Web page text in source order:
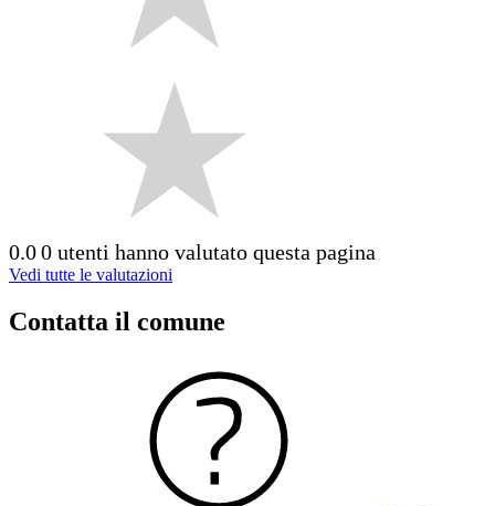
0.00 utenti hanno valutato questa pagina
Vedi tutte le valutazioni
Contatta il comune